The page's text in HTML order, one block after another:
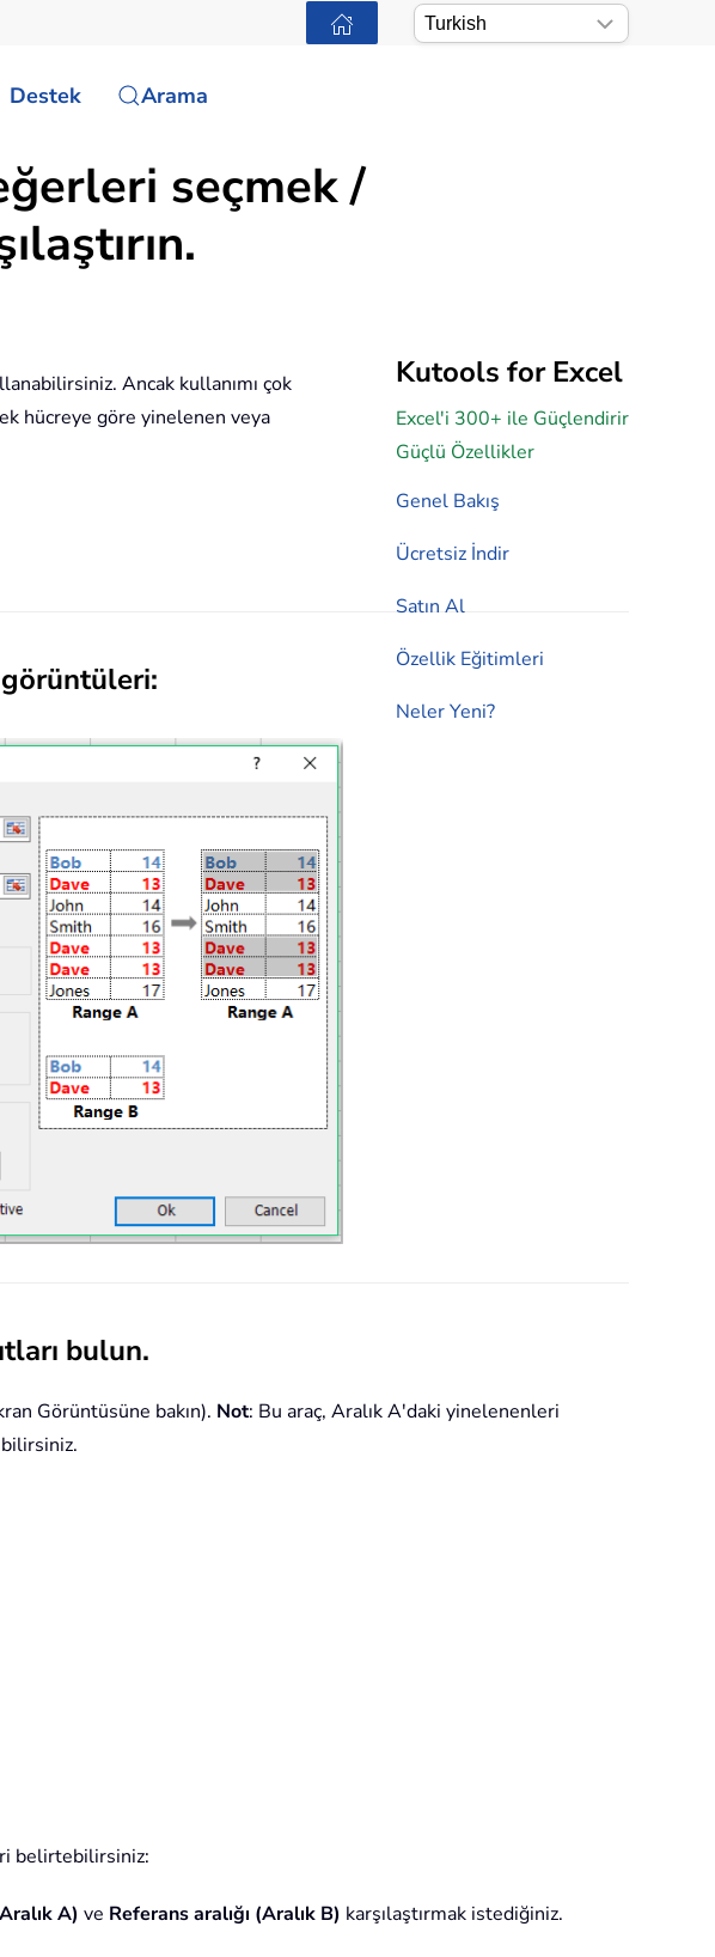
Destek Arama
seçmek /
Kutools for Excel
Excel'i 300+ ile Güçlendirir
Güçlü Özellikler
Genel Bakış
Ücretsiz İndir
Satın Al
Özellik Eğitimleri
Neler Yeni?
Ancak kullanımı çok
hücreye göre yinelenen veya
görüntüleri:
bulun.
Görüntüsüne bakın). Not: Bu araç, Aralık A'daki yinelenenleri
belirtebilirsiniz:
A) ve Referans aralığı (Aralık B) karşılaştırmak istediğiniz.